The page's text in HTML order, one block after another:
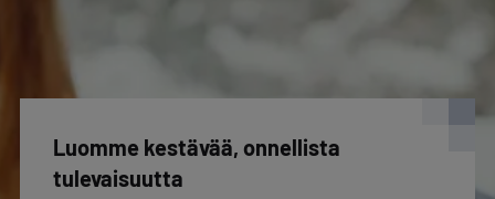
Luomme kestävää, onnellista
tulevaisuutta